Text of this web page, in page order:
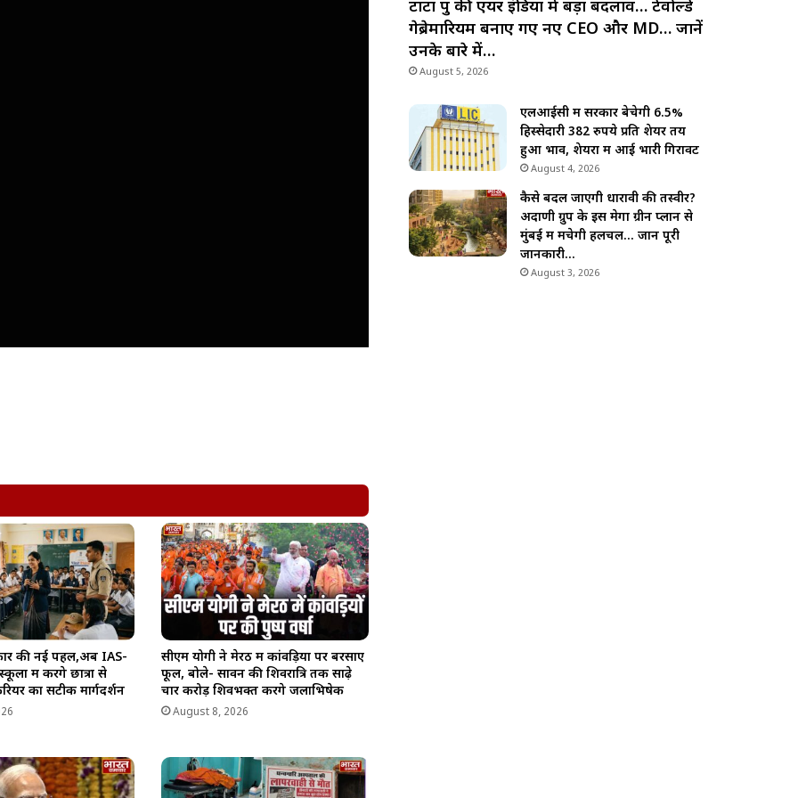
की नई पहल,अब IAS-
में करेंगे छात्रों से
का सटीक मार्गदर्शन
सीएम योगी ने मेरठ में कांवड़ियों पर बरसाए
फूल, बोले- सावन की शिवरात्रि तक साढ़े
चार करोड़ शिवभक्त करेंगे जलाभिषेक
August 8, 2026
टाटा ग्रुप की एयर इंडिया में बड़ा बदलाव… टेवोल्डे
गेब्रेमारियम बनाए गए नए CEO और MD… जानें
उनके बारे में…
August 5, 2026
एलआईसी में सरकार बेचेगी 6.5%
हिस्सेदारी 382 रुपये प्रति शेयर तय
हुआ भाव, शेयरों में आई भारी गिरावट
August 4, 2026
कैसे बदल जाएगी धारावी की तस्वीर?
अदाणी ग्रुप के इस मेगा ग्रीन प्लान से
मुंबई में मचेगी हलचल… जानें पूरी
जानकारी…
August 3, 2026